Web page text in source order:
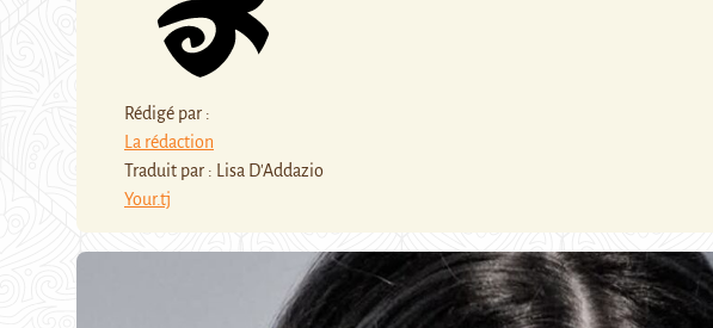
Rédigé par :
La rédaction
Traduit par : Lisa D'Addazio
Your.tj